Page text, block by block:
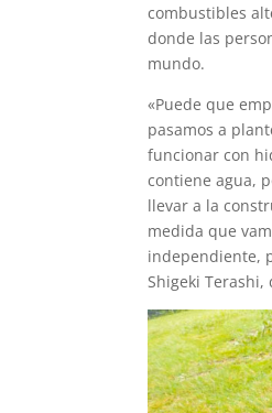
combustibles
donde las
mundo.
«Puede que
pasamos a
funcionar con
contiene agua,
llevar a la
medida que
independiente,
Shigeki